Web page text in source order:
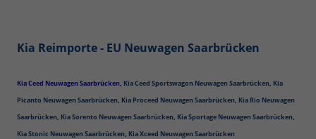
Kia Reimporte - EU Neuwagen Saarbrücken
Kia Ceed NeuwagenSaarbrücken, Kia Ceed Sportswagon Neuwagen Saarbrücken, Kia
Picanto Neuwagen Saarbrücken, Kia Proceed Neuwagen Saarbrücken, Kia Rio Neuwagen
Saarbrücken, Kia Sorento Neuwagen Saarbrücken, Kia Sportage Neuwagen Saarbrücken,
Kia Stonic Neuwagen Saarbrücken, Kia Xceed Neuwagen Saarbrücken